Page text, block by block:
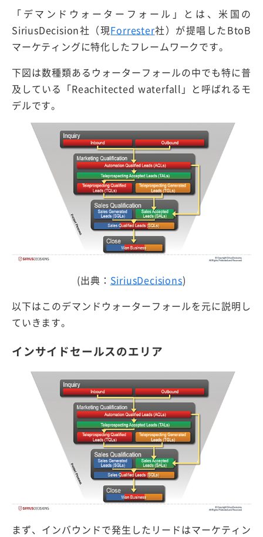
「デマンドウォーターフォール」とは、米国の
SiriusDecision社（現Forrester社）が提唱したBtoB
マーケティングに特化したフレームワークです。
下図は数種類あるウォーターフォールの中でも特に普
及している「Reachitected waterfall」と呼ばれるモ
デルです。
(出典： SiriusDecisions)
以下はこのデマンドウォーターフォールを元に説明し
ていきます。
インサイドセールスのエリア
まず、インバウンドで発生したリードはマーケティン